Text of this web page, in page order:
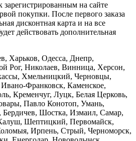
зарегистрированным на сайте
покупки. После первого заказа
дисконтная карта и на все
действовать дополнительная
Харьков, Одесса, Днепр,
Рог, Николаев, Винница, Херсон,
Хмельницкий, Черновцы,
Франковск, Каменское,
Кременчуг, Луцк, Белая Церковь,
Павло Конотоп, Умань,
Бердичев, Шостка, Измаил, Самар,
Шептицкий, Первомайск,
Ирпень, Стрый, Черноморск,